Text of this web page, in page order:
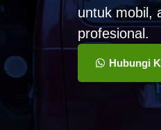
untuk mobil,
profesional.
Hubungi